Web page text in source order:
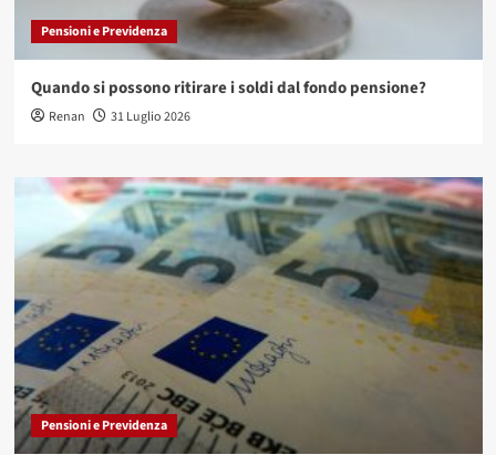
Pensioni e Previdenza
Quando si possono ritirare i soldi dal fondo pensione?
Renan 31 Luglio 2026
Pensioni e Previdenza